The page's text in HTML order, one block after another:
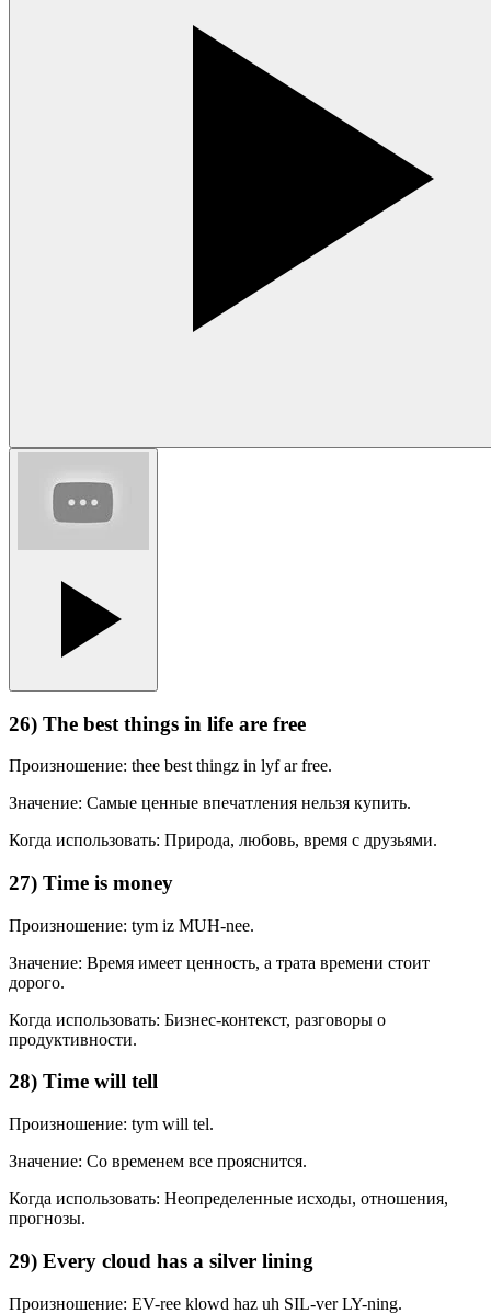
26) The best things in life are free
Произношение: thee best thingz in lyf ar free.
Значение: Самые ценные впечатления нельзя купить.
Когда использовать: Природа, любовь, время с друзьями.
27) Time is money
Произношение: tym iz MUH-nee.
Значение: Время имеет ценность, а трата времени стоит
дорого.
Когда использовать: Бизнес-контекст, разговоры о
продуктивности.
28) Time will tell
Произношение: tym will tel.
Значение: Со временем все прояснится.
Когда использовать: Неопределенные исходы, отношения,
прогнозы.
29) Every cloud has a silver lining
Произношение: EV-ree klowd haz uh SIL-ver LY-ning.